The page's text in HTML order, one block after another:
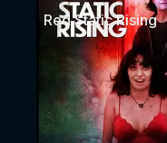
Red Static Rising